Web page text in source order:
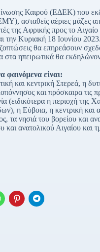
Καιρού (ΕΔΕΚ) που
ασταθείς αέριες μάζες
της Αφρικής προς το
Κυριακή 18 Ιουνίου
θα επηρεάσουν
ηπειρωτικά θα
είναι:
και κεντρική Στερεά, η
και πρόσκαιρα τις
(ειδικότερα η περιοχή της
η Εύβοια, η κεντρική και
τα νησιά του βορείου και
ανατολικού Αιγαίου και